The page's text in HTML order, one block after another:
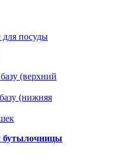
(верхний
(нижняя
бутылочницы